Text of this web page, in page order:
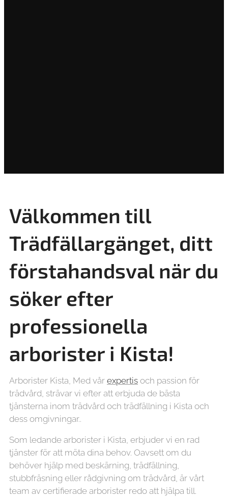
Välkommen till
Trädfällargänget, ditt
förstahandsval när du
söker efter
professionella
arborister i Kista!
Arborister Kista, Med vår expertis och passion för
trädvård, strävar vi efter att erbjuda de bästa
tjänsterna inom trädvård och trädfällning i Kista och
dess omgivningar..
Som ledande arborister i Kista, erbjuder vi en rad
tjänster för att möta dina behov. Oavsett om du
behöver hjälp med beskärning, trädfällning,
stubbfräsning eller rådgivning om trädvård, är vårt
team av certifierade arborister redo att hjälpa till.